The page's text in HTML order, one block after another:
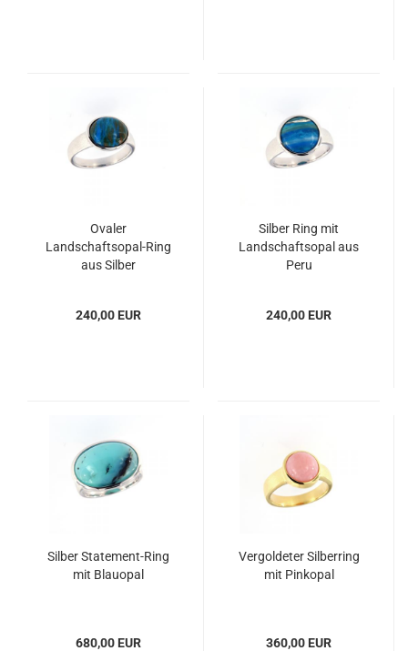
Ovaler
Landschaftsopal-Ring
aus Silber
240,00 EUR
Silber Ring mit
Landschaftsopal aus
Peru
240,00 EUR
Silber Statement-Ring
mit Blauopal
680,00 EUR
Vergoldeter Silberring
mit Pinkopal
360,00 EUR